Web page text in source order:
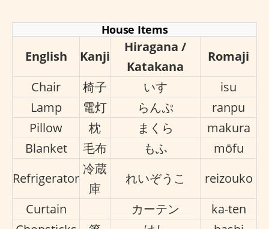
House Items
English Kanji
Hiragana /
Katakana
Romaji
Chair
椅子 いす
isu
Lamp
電灯 らんぷ
ranpu
Pillow
枕 まくら
makura
Blanket
毛布 もふ
mōfu
Refrigerator
冷蔵
庫
れいぞうこ
reizouko
Curtain
カーテン
ka-ten